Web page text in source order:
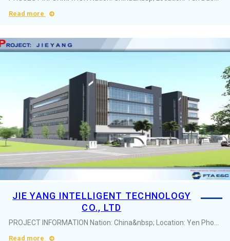
Read more
JIE YANG INTELLIGENT TECHNOLOGY
CO., LTD
Read more